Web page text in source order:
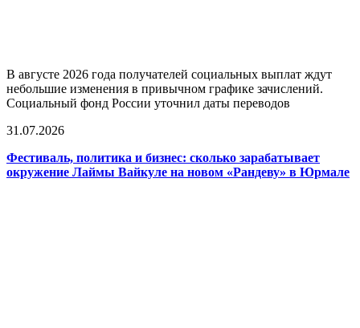
В августе 2026 года получателей социальных выплат ждут
небольшие изменения в привычном графике зачислений.
Социальный фонд России уточнил даты переводов
31.07.2026
Фестиваль, политика и бизнес: сколько зарабатывает
окружение Лаймы Вайкуле на новом «Рандеву» в Юрмале